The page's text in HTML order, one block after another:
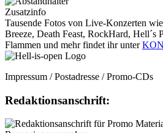
Zusatzinfo
Tausende Fotos von Live-Konzerten
Breeze, Death Feast, RockHard, Hell´s
Flammen und mehr findet ihr unter
Impressum / Postadresse / Promo-CDs
Redaktionsanschrift: